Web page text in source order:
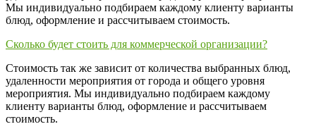
Мы индивидуально подбираем каждому клиенту варианты
блюд, оформление и рассчитываем стоимость.
Сколько будет стоить для коммерческой организации?
Стоимость так же зависит от количества выбранных блюд,
удаленности мероприятия от города и общего уровня
мероприятия. Мы индивидуально подбираем каждому
клиенту варианты блюд, оформление и рассчитываем
стоимость.